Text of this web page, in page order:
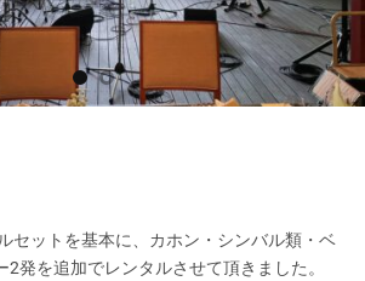
セットを基本に、カホン・シンバル類・ベ
発を追加でレンタルさせて頂きました。